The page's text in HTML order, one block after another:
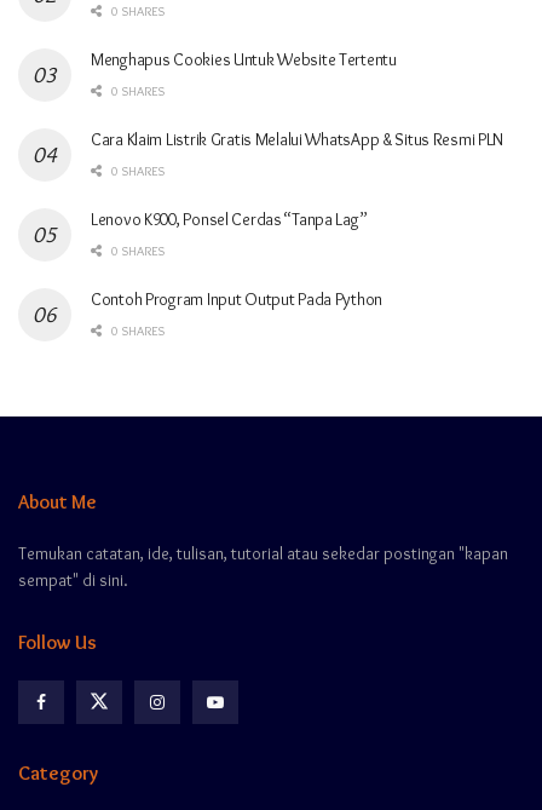
0 SHARES
Menghapus Cookies Untuk Website Tertentu
0 SHARES
Cara Klaim Listrik Gratis Melalui WhatsApp & Situs Resmi PLN
0 SHARES
Lenovo K900, Ponsel Cerdas “Tanpa Lag”
0 SHARES
Contoh Program Input Output Pada Python
0 SHARES
About Me
Temukan catatan, ide, tulisan, tutorial atau sekedar postingan "kapan
sempat" di sini.
Follow Us
Category